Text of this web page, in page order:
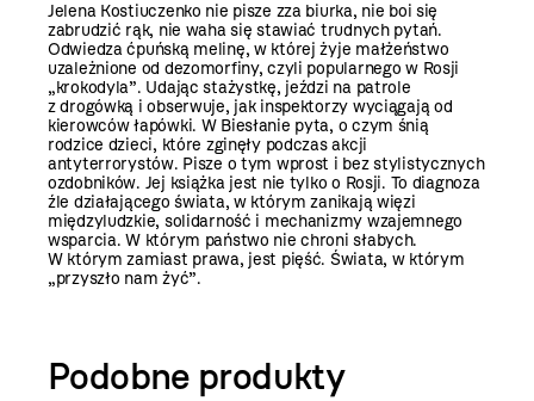
Jelena Kostiuczenko nie pisze zza biurka, nie boi się
zabrudzić rąk, nie waha się stawiać trudnych pytań.
Odwiedza ćpuńską melinę, w której żyje małżeństwo
uzależnione od dezomorfiny, czyli popularnego w Rosji
„krokodyla”. Udając stażystkę, jeździ na patrole
z drogówką i obserwuje, jak inspektorzy wyciągają od
kierowców łapówki. W Biesłanie pyta, o czym śnią
rodzice dzieci, które zginęły podczas akcji
antyterrorystów. Pisze o tym wprost i bez stylistycznych
ozdobników. Jej książka jest nie tylko o Rosji. To diagnoza
źle działającego świata, w którym zanikają więzi
międzyludzkie, solidarność i mechanizmy wzajemnego
wsparcia. W którym państwo nie chroni słabych.
W którym zamiast prawa, jest pięść. Świata, w którym
„przyszło nam żyć”.
Podobne produkty